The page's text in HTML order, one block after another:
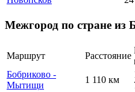
Межгород по стране из
Маршрут Расстояние
Бобриково -
Мытищи
1 110 км